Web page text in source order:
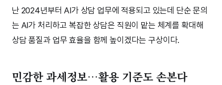
난 2024년부터 AI가 상담 업무에 적용되고 있는데 단순 문의
는 AI가 처리하고 복잡한 상담은 직원이 맡는 체계를 확대해
상담 품질과 업무 효율을 함께 높이겠다는 구상이다.
민감한 과세정보…활용 기준도 손본다